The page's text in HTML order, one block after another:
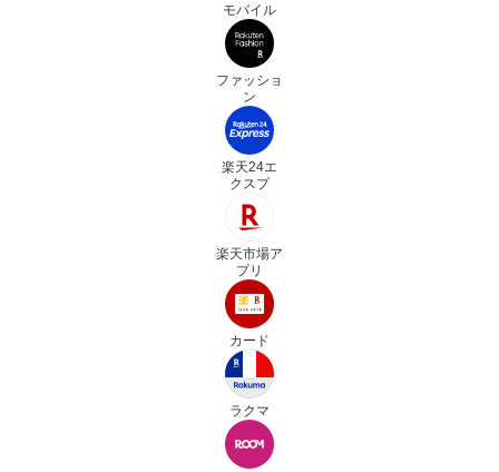
モバイル
ファッショ
ン
楽天24エ
クスプ
楽天市場ア
プリ
カード
ラクマ